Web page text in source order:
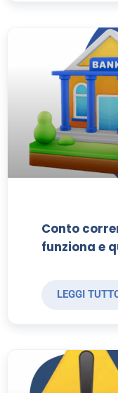
Conto
funziona e
LEGGI